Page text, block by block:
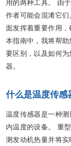
用的两种工具。 由
作者可能会混淆它
面发挥着重要作用
本指南中，我将帮
要区别，以及如何
器。
什么是温度传感
温度传感器是一种测
内温度的设备。 重
测发动机热量并将